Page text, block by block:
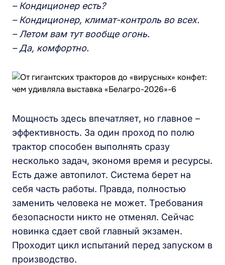
– Кондиционер есть?
– Кондиционер, климат-контроль во всех.
– Летом вам тут вообще огонь.
– Да, комфортно.
Мощность здесь впечатляет, но главное –
эффективность. За один проход по полю
трактор способен выполнять сразу
несколько задач, экономя время и ресурсы.
Есть даже автопилот. Система берет на
себя часть работы. Правда, полностью
заменить человека не может. Требования
безопасности никто не отменял. Сейчас
новинка сдает свой главный экзамен.
Проходит цикл испытаний перед запуском в
производство.